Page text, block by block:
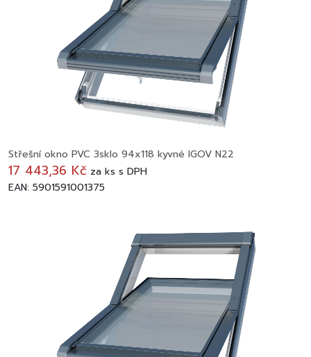
Střešní okno PVC 3sklo 94x118 kyvné IGOV N22
17 443,36 Kč za ks s DPH
EAN: 5901591001375